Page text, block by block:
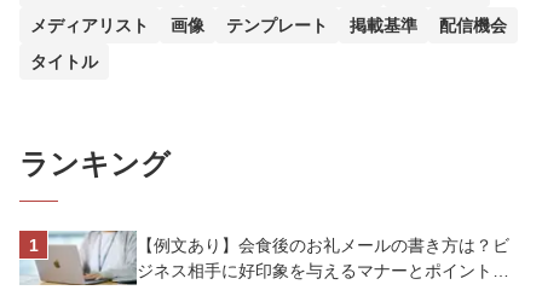
メディアリスト
画像 テンプレート 掲載基準
配信機会
タイトル
ランキング
【例文あり】会食後のお礼メールの書き方は？ビ
ジネス相手に好印象を与えるマナーとポイントを